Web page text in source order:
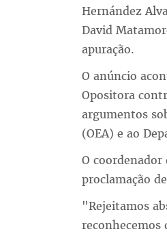
Hernández
David
apuração.
O anúncio
Opositora
argumentos
(OEA) e ao
O
proclamação
"Rejeitamos
reconhecemos